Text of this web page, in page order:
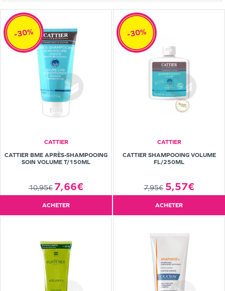
CATTIER
CATTIER BME APRÈS-SHAMPOOING
SOIN VOLUME T/150ML
10,95€ 7,66€
-30%
ACHETER
CATTIER
CATTIER SHAMPOOING VOLUME
FL/250ML
7,95€ 5,57€
-30%
ACHETER